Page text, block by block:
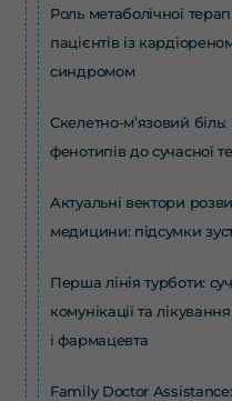
Роль метаболічної
пацієнтів із
синдромом
Скелетно-м’язовий біль:
фенотипів до сучасної
Актуальні вектори
медицини: підсумки
Перша лінія турботи:
комунікації та
і фармацевта
Family Doctor